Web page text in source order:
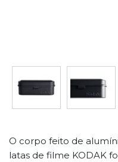
O corpo feito de
latas de filme KODAK